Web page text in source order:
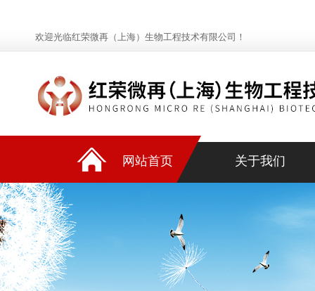
欢迎光临红荣微再（上海）生物工程技术有限公司！
网站首页 关于我们